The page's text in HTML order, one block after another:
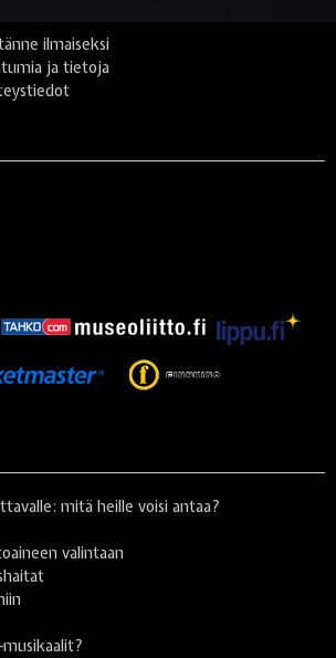
ilmaiseksi
ja tietoja
mitä heille voisi antaa?
valintaan